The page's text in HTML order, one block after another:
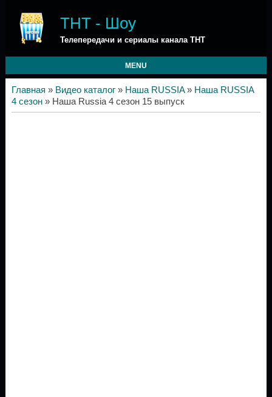
ТНТ - Шоу
Телепередачи и сериалы канала ТНТ
MENU
Главная » Видео каталог» Наша RUSSIA» Наша RUSSIA
4 сезон» Наша Russia 4 сезон 15 выпуск